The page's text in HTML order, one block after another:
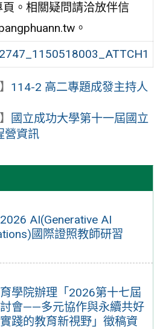
AI(Generative AI
國際證照教師研習
學院辦理「2026第十七屆
會——多元協作與永續共好
踐的教育新視野」徵稿資
頁。相關疑問請洽放伴信
。
114-2 高二專題成發主持人
國立成功大學第十一屆國立
營資訊